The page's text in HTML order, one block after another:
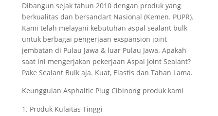
Dibangun sejak tahun 2010 dengan produk yang
berkualitas dan bersandart Nasional (Kemen. PUPR).
Kami telah melayani kebutuhan aspal sealant bulk
untuk berbagai pengerjaan exspansion joint
jembatan di Pulau Jawa & luar Pulau Jawa. Apakah
saat ini mengerjakan pekerjaan Aspal Joint Sealant?
Pake Sealant Bulk aja. Kuat, Elastis dan Tahan Lama.
Keunggulan Asphaltic Plug Cibinong produk kami
Produk Kulaitas Tinggi